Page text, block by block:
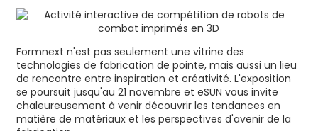
Formnext n'est pas seulement une vitrine des
technologies de fabrication de pointe, mais aussi un lieu
de rencontre entre inspiration et créativité. L'exposition
se poursuit jusqu'au 21 novembre et eSUN vous invite
chaleureusement à venir découvrir les tendances en
matière de matériaux et les perspectives d'avenir de la